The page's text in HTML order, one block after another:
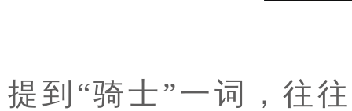
提到“骑士”一词，往